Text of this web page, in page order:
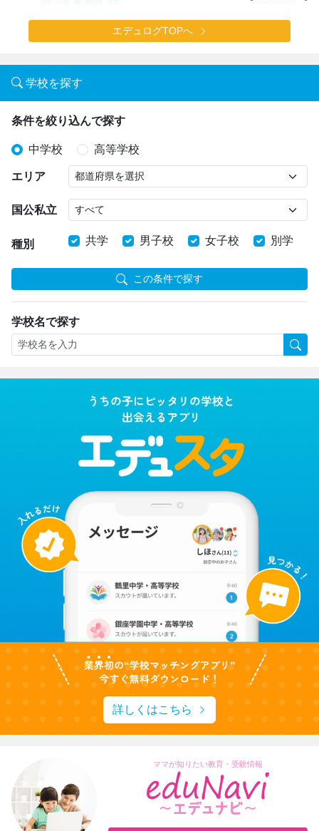
エデュログTOPへ
学校を探す
条件を絞り込んで探す
中学校 高等学校
エリア
国公私立
種別 共学 男子校 女子校 別学
この条件で探す
学校名で探す
詳しくはこちら
ママが知りたい教育・受験情報